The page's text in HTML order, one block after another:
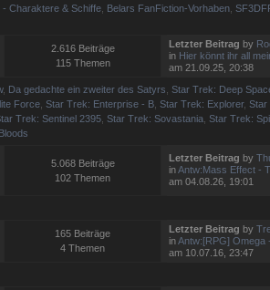
- Charaktere & Schiffe Belars FanFiction-Vorhaben ,
2.616 Beiträge
115 Themen
Letzter Beitrag by
in Hier könnt ihr all
am 21.09.25, 20:38
, Da gedachte ein zweiter des Satyrs ,Star Trek: Deep
Force ,Star Trek: Enterprise - B ,Star Trek: Explorer,Star
Trek: Sentinel 2395 ,Star Trek: Sovastania ,Star Trek:
5.068 Beiträge
102 Themen
Letzter Beitrag by
inAntw:Mass Effect -
am 04.08.26, 19:01
165 Beiträge
4 Themen
Letzter Beitrag by
inAntw:[RPG] Omega -
am 10.07.16, 23:47